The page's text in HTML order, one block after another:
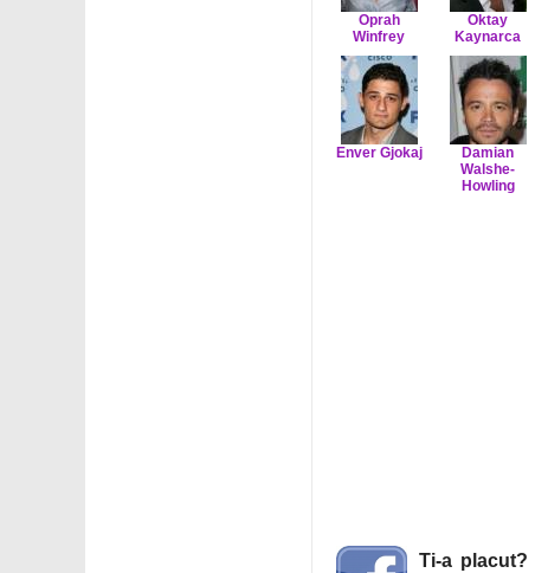
Oprah
Winfrey
Oktay
Kaynarca
Enver Gjokaj
Damian
Walshe-
Howling
Ti-a placut?